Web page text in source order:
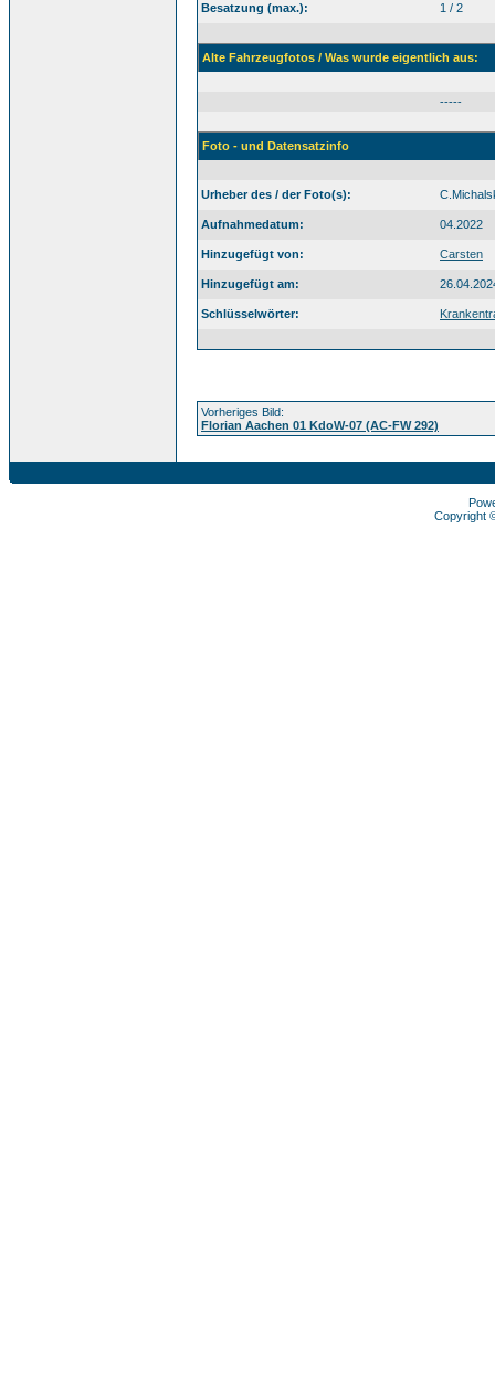
Besatzung (max.): 1 / 2
Alte Fahrzeugfotos / Was wurde eigentlich aus:
-----
Foto - und Datensatzinfo
Urheber des / der Foto(s):
Aufnahmedatum: 04.2022
Hinzugefügt von: Carsten
Hinzugefügt am:
Schlüsselwörter:
Vorheriges Bild:
Florian Aachen 01 KdoW-07 (AC-FW 292)
Copyright